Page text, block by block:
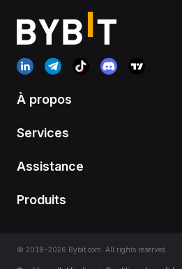
À propos
Services
Assistance
Produits
© 2018-2026 Bybit.com. All rights reserved.